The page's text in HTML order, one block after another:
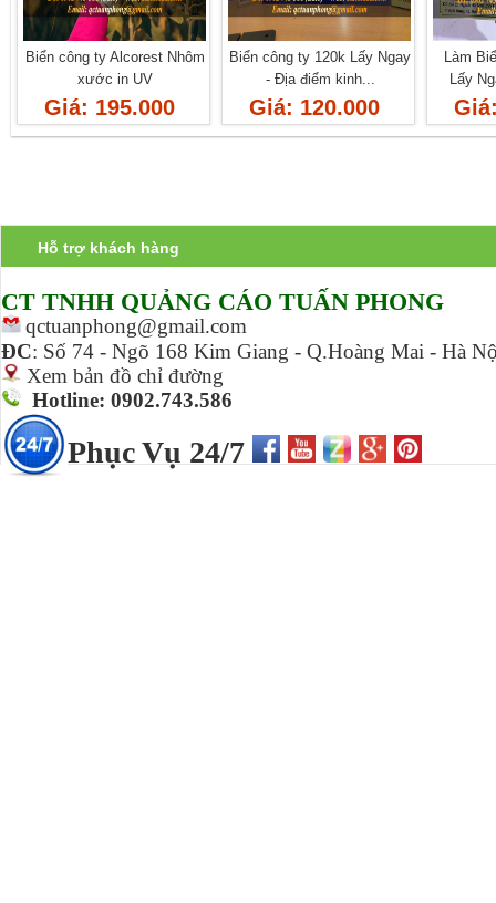
Biển công ty Alcorest Nhôm
xước in UV
Giá: 195.000
Biển công ty 120k Lấy Ngay
- Địa điểm kinh...
Giá: 120.000
Làm
Lấy
Hỗ trợ khách hàng
CT TNHH QUẢNG CÁO TUẤN PHONG
qctuanphong@gmail.com
ĐC: Số 74 - Ngõ 168 Kim Giang - Q.Hoàng Mai - Hà
Xem bản đồ chỉ đường
Hotline: 0902.743.586
Phục Vụ 24/7